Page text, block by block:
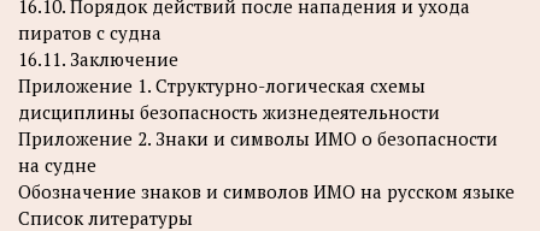
16.10. Порядок действий после нападения и ухода
пиратов с судна
16.11. Заключение
Приложение 1. Структурно-логическая схемы
дисциплины безопасность жизнедеятельности
Приложение 2. Знаки и символы ИМО о безопасности
на судне
Обозначение знаков и символов ИМО на русском языке
Список литературы